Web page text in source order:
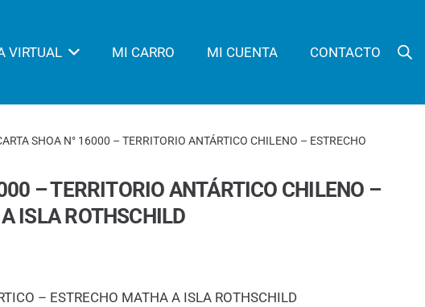
VIRTUAL MI CARRO MI CUENTA CONTACTO
SHOA N° 16000 – TERRITORIO ANTÁRTICO CHILENO – ESTRECHO
– TERRITORIO ANTÁRTICO CHILENO –
ISLA ROTHSCHILD
– ESTRECHO MATHA A ISLA ROTHSCHILD